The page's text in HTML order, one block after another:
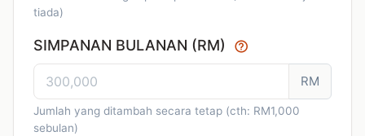
tiada)
SIMPANAN BULANAN (RM)
RM
Jumlah yang ditambah secara tetap (cth: RM1,000
sebulan)